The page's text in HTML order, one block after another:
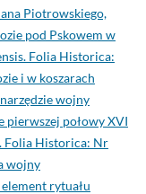
Piotrowskiego,
pod Pskowem w
Folia Historica:
i w koszarach
wojny
pierwszej połowy XVI
Folia Historica: Nr
wojny
rytuału